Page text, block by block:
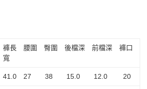
褲長 腰圍 臀圍 後檔深 前檔深 褲口
寬
41.0 27 38 15.0 12.0 20